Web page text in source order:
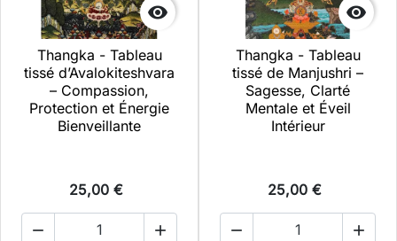

Thangka - Tableau
tissé d’Avalokiteshvara
– Compassion,
Protection et Énergie
Bienveillante
25,00 €
 

Thangka - Tableau
tissé de Manjushri –
Sagesse, Clarté
Mentale et Éveil
Intérieur
25,00 €
 